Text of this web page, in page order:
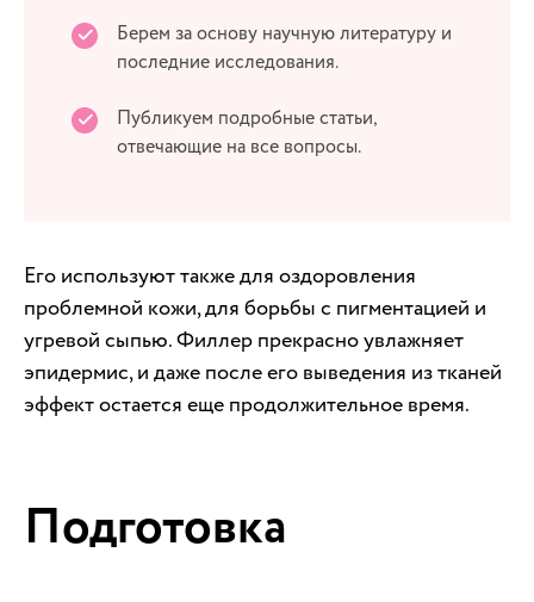
Берем за основу научную литературу и
последние исследования.
Публикуем подробные статьи,
отвечающие на все вопросы.
Его используют также для оздоровления
проблемной кожи, для борьбы с пигментацией и
угревой сыпью. Филлер прекрасно увлажняет
эпидермис, и даже после его выведения из тканей
эффект остается еще продолжительное время.
Подготовка